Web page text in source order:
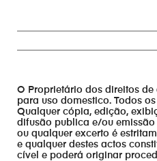
O Proprietário dos direitos
para uso domestico. Todos
Qualquer cópia, edição,
difusão publica e/ou
ou qualquer excerto é
e qualquer destes actos
cível e poderá originar